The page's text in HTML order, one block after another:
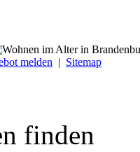
melden | Sitemap
finden